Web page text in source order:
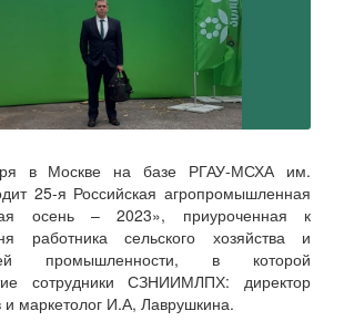
в Москве на базе РГАУ-МСХА им.
25-я Российская агропромышленная
осень – 2023», приуроченная к
работника сельского хозяйства и
промышленности, в которой
сотрудники СЗНИИМЛПХ: директор
маркетолог И.А, Лаврушкина.